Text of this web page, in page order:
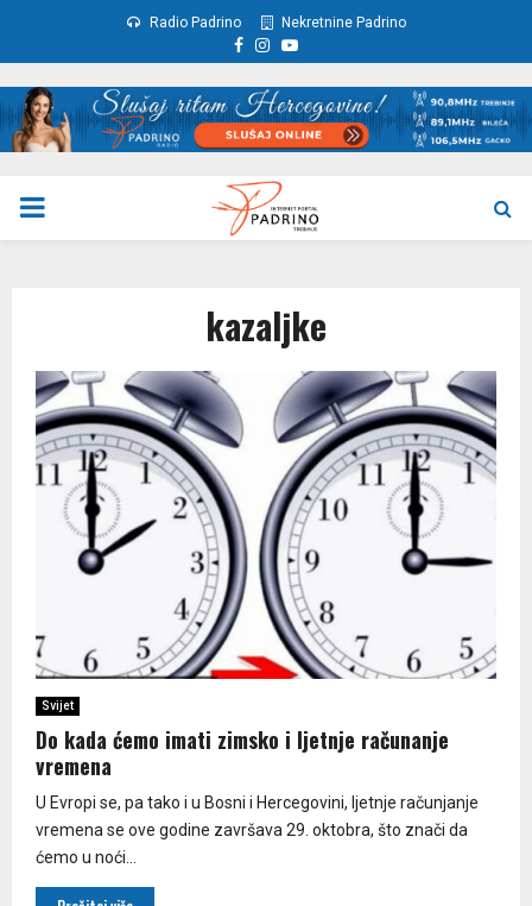
Radio Padrino Nekretnine Padrino
Facebook
Instagram
Youtube
PRIMARY
kazaljke
Svijet
Do kada ćemo imati zimsko i ljetnje računanje
vremena
U Evropi se, pa tako i u Bosni i Hercegovini, ljetnje računjanje
vremena se ove godine završava 29. oktobra, što znači da
ćemo u noći...